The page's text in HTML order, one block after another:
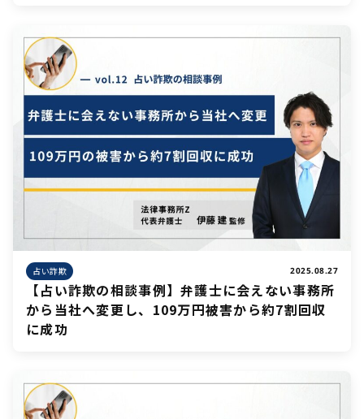
占い詐欺 2025.08.27
【占い詐欺の相談事例】弁護士に会えない事務所
から当社へ変更し、109万円被害から約7割回収
に成功